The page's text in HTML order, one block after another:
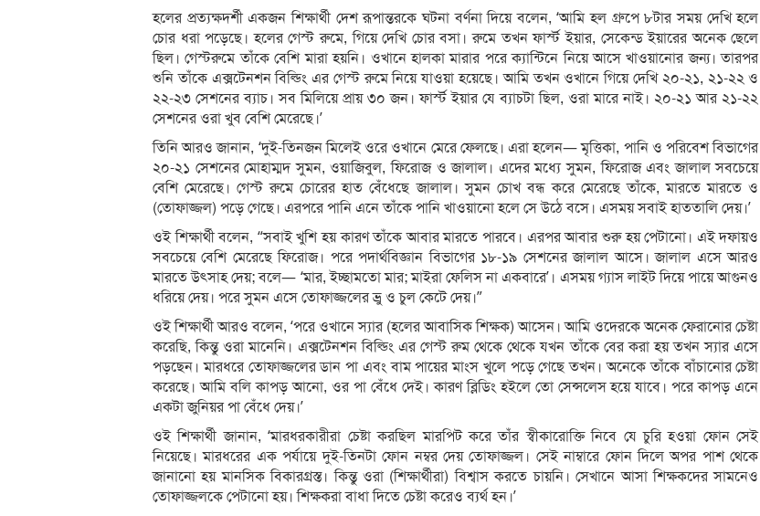
হলের প্রত্যক্ষদর্শী একজন শিক্ষার্থী দেশ রূপান্তরকে ঘটনা বর্ণনা দিয়ে বলেন, ‘আমি হল গ্রুপে ৮টার সময় দেখি হলে
চোর ধরা পড়েছে। হলের গেস্ট রুমে, গিয়ে দেখি চোর বসা। রুমে তখন ফার্স্ট ইয়ার, সেকেন্ড ইয়ারের অনেক ছেলে
ছিল। গেস্টরুমে তাঁকে বেশি মারা হয়নি। ওখানে হালকা মারার পরে ক্যান্টিনে নিয়ে আসে খাওয়ানোর জন্য। তারপর
শুনি তাঁকে এক্সটেনশন বিল্ডিং এর গেস্ট রুমে নিয়ে যাওয়া হয়েছে। আমি তখন ওখানে গিয়ে দেখি ২০-২১, ২১-২২ ও
২২-২৩ সেশনের ব্যাচ। সব মিলিয়ে প্রায় ৩০ জন। ফার্স্ট ইয়ার যে ব্যাচটা ছিল, ওরা মারে নাই। ২০-২১ আর ২১-২২
সেশনের ওরা খুব বেশি মেরেছে।’
তিনি আরও জানান, ‘দুই-তিনজন মিলেই ওরে ওখানে মেরে ফেলছে। এরা হলেন— মৃত্তিকা, পানি ও পরিবেশ বিভাগের
২০-২১ সেশনের মোহাম্মদ সুমন, ওয়াজিবুল, ফিরোজ ও জালাল। এদের মধ্যে সুমন, ফিরোজ এবং জালাল সবচেয়ে
বেশি মেরেছে। গেস্ট রুমে চোরের হাত বেঁধেছে জালাল। সুমন চোখ বন্ধ করে মেরেছে তাঁকে, মারতে মারতে ও
(তোফাজ্জল) পড়ে গেছে। এরপরে পানি এনে তাঁকে পানি খাওয়ানো হলে সে উঠে বসে। এসময় সবাই হাততালি দেয়।’
ওই শিক্ষার্থী বলেন, “সবাই খুশি হয় কারণ তাঁকে আবার মারতে পারবে। এরপর আবার শুরু হয় পেটানো। এই দফায়ও
সবচেয়ে বেশি মেরেছে ফিরোজ। পরে পদার্থবিজ্ঞান বিভাগের ১৮-১৯ সেশনের জালাল আসে। জালাল এসে আরও
মারতে উৎসাহ দেয়; বলে— ‘মার, ইচ্ছামতো মার; মাইরা ফেলিস না একবারে’। এসময় গ্যাস লাইট দিয়ে পায়ে আগুনও
ধরিয়ে দেয়। পরে সুমন এসে তোফাজ্জলের ভ্রু ও চুল কেটে দেয়।”
ওই শিক্ষার্থী আরও বলেন, ‘পরে ওখানে স্যার (হলের আবাসিক শিক্ষক) আসেন। আমি ওদেরকে অনেক ফেরানোর চেষ্টা
করেছি, কিন্তু ওরা মানেনি। এক্সটেনশন বিল্ডিং এর গেস্ট রুম থেকে থেকে যখন তাঁকে বের করা হয় তখন স্যার এসে
পড়ছেন। মারধরে তোফাজ্জলের ডান পা এবং বাম পায়ের মাংস খুলে পড়ে গেছে তখন। অনেকে তাঁকে বাঁচানোর চেষ্টা
করেছে। আমি বলি কাপড় আনো, ওর পা বেঁধে দেই। কারণ ব্লিডিং হইলে তো সেন্সলেস হয়ে যাবে। পরে কাপড় এনে
একটা জুনিয়র পা বেঁধে দেয়।’
ওই শিক্ষার্থী জানান, ‘মারধরকারীরা চেষ্টা করছিল মারপিট করে তাঁর স্বীকারোক্তি নিবে যে চুরি হওয়া ফোন সেই
নিয়েছে। মারধরের এক পর্যায়ে দুই-তিনটা ফোন নম্বর দেয় তোফাজ্জল। সেই নাম্বারে ফোন দিলে অপর পাশ থেকে
জানানো হয় মানসিক বিকারগ্রস্ত। কিন্তু ওরা (শিক্ষার্থীরা) বিশ্বাস করতে চায়নি। সেখানে আসা শিক্ষকদের সামনেও
তোফাজ্জলকে পেটানো হয়। শিক্ষকরা বাধা দিতে চেষ্টা করেও ব্যর্থ হন।’